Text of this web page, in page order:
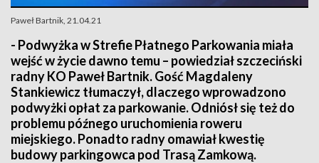
Paweł Bartnik, 21.04.21
- Podwyżka w Strefie Płatnego Parkowania miała
wejść w życie dawno temu – powiedział szczeciński
radny KO Paweł Bartnik. Gość Magdaleny
Stankiewicz tłumaczył, dlaczego wprowadzono
podwyżki opłat za parkowanie. Odniósł się też do
problemu późnego uruchomienia roweru
miejskiego. Ponadto radny omawiał kwestię
budowy parkingowca pod Trasą Zamkową.